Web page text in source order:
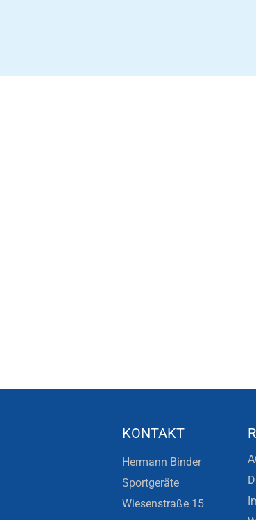
KONTAKT
Hermann Binder
Sportgeräte
Wiesenstraße 15